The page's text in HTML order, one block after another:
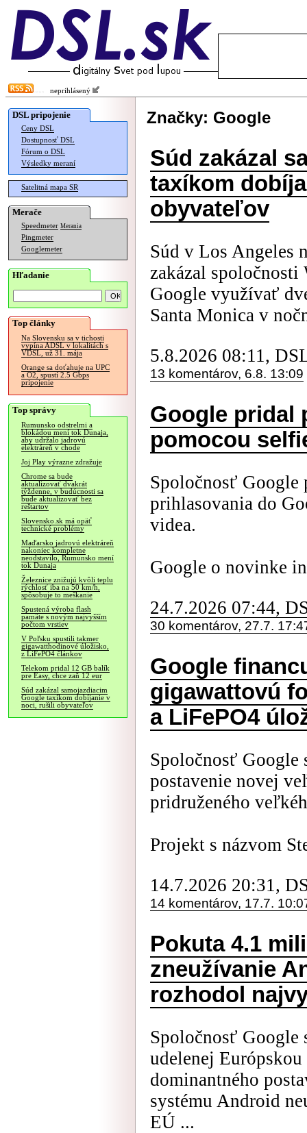
neprihlásený
DSL pripojenie
Ceny DSL
Dostupnosť DSL
Fórum o DSL
Výsledky meraní
Satelitná mapa SR
Merače
Speedmeter Merania
Pingmeter
Googlemeter
Hľadanie
Top články
Na Slovensku sa v tichosti
vypína ADSL v lokalitách s
VDSL, už 31. mája
Orange sa doťahuje na UPC
a O2, spustí 2.5 Gbps
pripojenie
Top správy
Rumunsko odstrelmi a
blokádou mení tok Dunaja,
aby udržalo jadrovú
elektráreň v chode
Joj Play výrazne zdražuje
Chrome sa bude
aktualizovať dvakrát
týždenne, v budúcnosti sa
bude aktualizovať bez
reštartov
Slovensko.sk má opäť
technické problémy
Maďarsko jadrovú elektráreň
nakoniec kompletne
neodstavilo, Rumunsko mení
tok Dunaja
Železnice znižujú kvôli teplu
rýchlosť iba na 50 km/h,
spôsobuje to meškanie
Spustená výroba flash
pamäte s novým najvyšším
počtom vrstiev
V Poľsku spustili takmer
gigawatthodinové úložisko,
z LiFePO4 článkov
Telekom pridal 12 GB balík
pre Easy, chce zaň 12 eur
Súd zakázal samojazdiacim
Google taxíkom dobíjanie v
noci, rušili obyvateľov
Značky: Google
Súd zakázal
taxíkom
obyvateľov
Súd v Los Angeles
zakázal
Google využívať
Santa Monica v
5.8.2026 08:11,
13 komentárov, 6.8. 13:09
Google pridal
pomocou
Spoločnosť Google
prihlasovania do
videa.
Google o novinke
24.7.2026 07:44,
30 komentárov, 27.7.
Google
gigawattovú
a LiFePO4
Spoločnosť Google
postavenie novej
pridruženého
Projekt s názvom
14.7.2026 20:31,
14 komentárov, 17.7.
Pokuta 4.1
zneužívanie
rozhodol
Spoločnosť Google
udelenej
dominantného
systému Android
EÚ ...